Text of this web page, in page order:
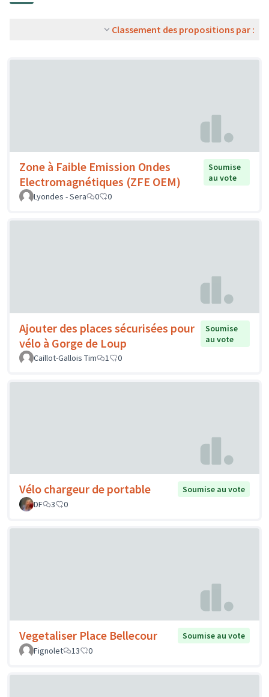
Classement des propositions par :
Zone à Faible Emission Ondes
Electromagnétiques (ZFE OEM)
Soumise
au vote
Lyondes - Sera
0 0
Ajouter des places sécurisées pour
vélo à Gorge de Loup
Soumise
au vote
Caillot-Gallois Tim
1 0
Vélo chargeur de portable
Soumise au vote
DF
3 0
Vegetaliser Place Bellecour
Soumise au vote
Fignolet
13 0